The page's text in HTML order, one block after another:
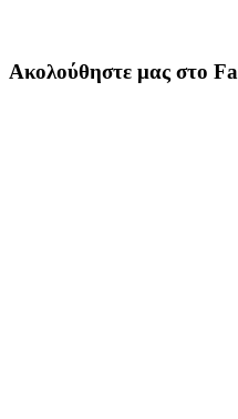
Ακολούθηστε μας στο